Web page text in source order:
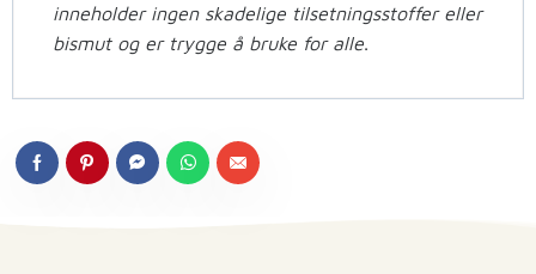
inneholder ingen skadelige tilsetningsstoffer eller
bismut og er trygge å bruke for alle.